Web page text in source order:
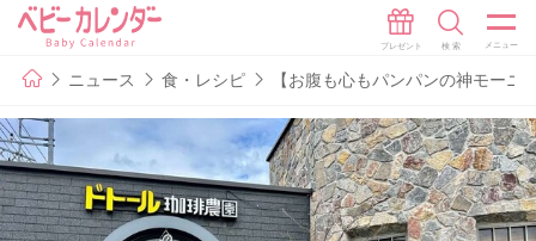
ニュース 食・レシピ 【お腹も心もパンパンの神モー